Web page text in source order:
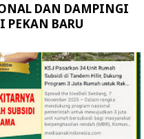
DAN DAMPINGI
PEKAN BARU